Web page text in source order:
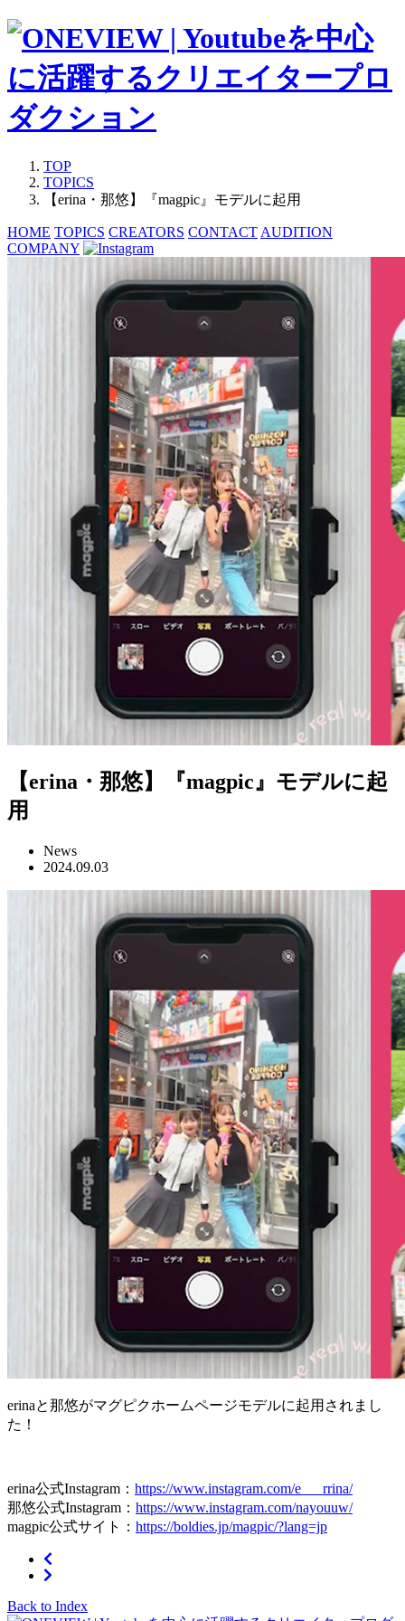
TOP
TOPICS
【erina・那悠】『magpic』モデルに起用
HOME TOPICS CREATORS CONTACT AUDITION
COMPANY
【erina・那悠】『magpic』モデルに起
用
News
2024.09.03
erinaと那悠がマグピクホームページモデルに起用されまし
た！
erina公式Instagram： https://www.instagram.com/e___rrina/
那悠公式Instagram： https://www.instagram.com/nayouuw/
magpic公式サイト： https://boldies.jp/magpic/?lang=jp
Back to Index